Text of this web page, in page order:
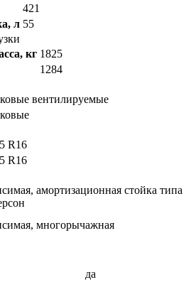
421
л 55
кг 1825
1284
вентилируемые
R16
R16
амортизационная стойка типа
многорычажная
да